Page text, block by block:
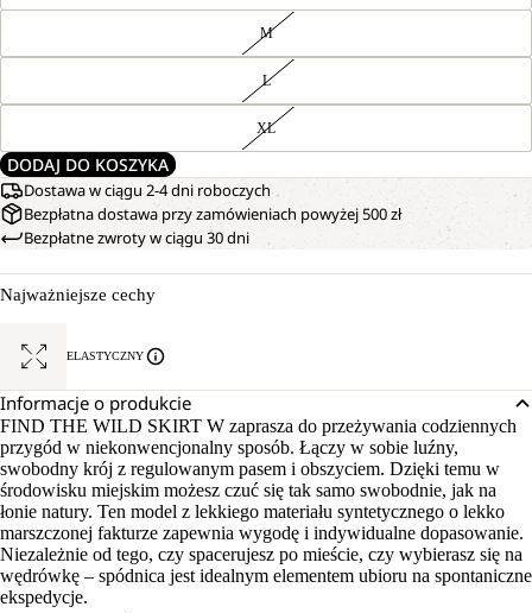
M
L
XL
DODAJ DO KOSZYKA
Dostawa w ciągu 2-4 dni roboczych
Bezpłatna dostawa przy zamówieniach powyżej 500 zł
Bezpłatne zwroty w ciągu 30 dni
Najważniejsze cechy
ELASTYCZNY
Informacje o produkcie
FIND THE WILD SKIRT W zaprasza do przeżywania codziennych
przygód w niekonwencjonalny sposób. Łączy w sobie luźny,
swobodny krój z regulowanym pasem i obszyciem. Dzięki temu w
środowisku miejskim możesz czuć się tak samo swobodnie, jak na
łonie natury. Ten model z lekkiego materiału syntetycznego o lekko
marszczonej fakturze zapewnia wygodę i indywidualne dopasowanie.
Niezależnie od tego, czy spacerujesz po mieście, czy wybierasz się na
wędrówkę – spódnica jest idealnym elementem ubioru na spontaniczne
ekspedycje.